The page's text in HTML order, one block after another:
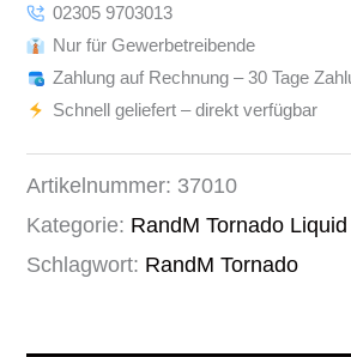
02305 9703013
Nur für Gewerbetreibende
Zahlung auf Rechnung – 30 Tage
Schnell geliefert – direkt verfügbar
Artikelnummer: 37010
Kategorie: RandM Tornado Liquid
Schlagwort: RandM Tornado